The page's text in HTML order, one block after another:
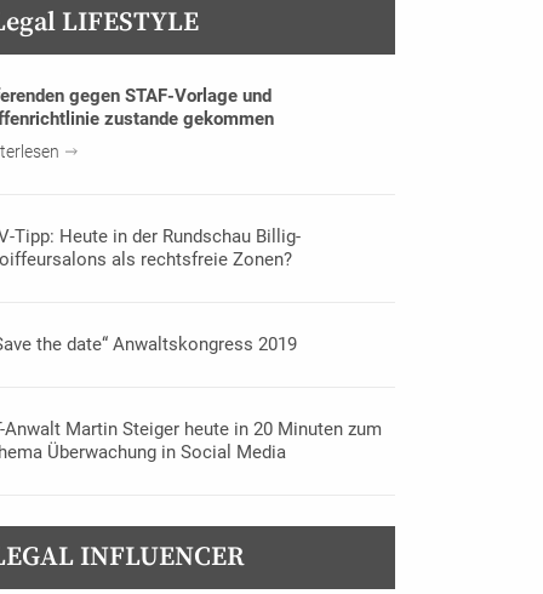
LIFESTYLE
gegen STAF-Vorlage und
zustande gekommen
Tipp: Heute in der Rundschau Billig-
als rechtsfreie Zonen?
the date“ Anwaltskongress 2019
Anwalt Martin Steiger heute in 20 Minuten zum
Überwachung in Social Media
INFLUENCER